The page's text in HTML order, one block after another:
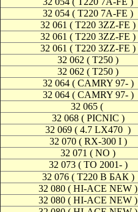
32 054 ( T220 7A-FE )
32 061 ( T220 3ZZ-FE )
32 061 ( T220 3ZZ-FE )
32 061 ( T220 3ZZ-FE )
32 062 ( T250 )
32 062 ( T250 )
32 064 ( CAMRY 97- )
32 064 ( CAMRY 97- )
32 065 (
32 068 ( PICNIC )
32 069 ( 4.7 LX470 )
32 070 ( RX-300 I )
32 071 ( NO )
32 073 ( TO 2001- )
32 076 ( T220 В БАК )
32 080 ( HI-ACE NEW )
32 080 ( HI-ACE NEW )